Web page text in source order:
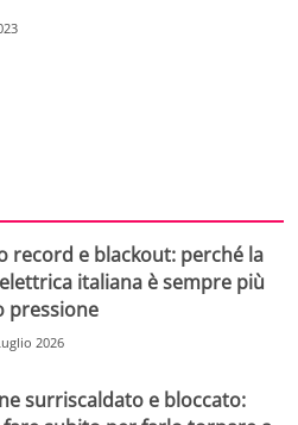
record e blackout: perché la
italiana è sempre più
pressione
2026
surriscaldato e bloccato: